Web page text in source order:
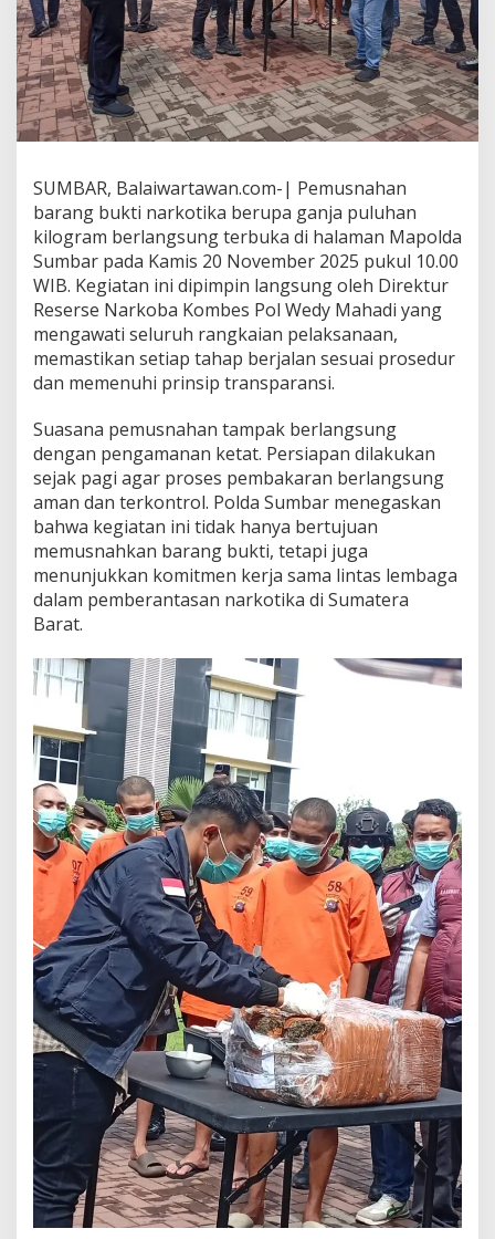
i
m
p
i
n
K
o
e
s
P
o
l
W
e
d
y
M
a
a
d
i
,
D
i
s
a
s
a
b
i
d
H
u
m
a
s
d
a
n
L
i
n
t
a
s
I
n
s
t
a
n
s
i
SUMBAR, Balaiwartawan.com-| Pemusnahan
barang bukti narkotika berupa ganja puluhan
kilogram berlangsung terbuka di halaman Mapolda
Sumbar pada Kamis 20 November 2025 pukul 10.00
WIB. Kegiatan ini dipimpin langsung oleh Direktur
Reserse Narkoba Kombes Pol Wedy Mahadi yang
mengawati seluruh rangkaian pelaksanaan,
memastikan setiap tahap berjalan sesuai prosedur
dan memenuhi prinsip transparansi.
Suasana pemusnahan tampak berlangsung
dengan pengamanan ketat. Persiapan dilakukan
sejak pagi agar proses pembakaran berlangsung
aman dan terkontrol. Polda Sumbar menegaskan
bahwa kegiatan ini tidak hanya bertujuan
memusnahkan barang bukti, tetapi juga
menunjukkan komitmen kerja sama lintas lembaga
dalam pemberantasan narkotika di Sumatera
Barat.